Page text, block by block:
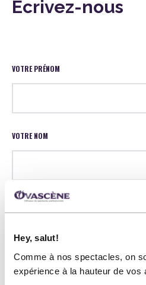
Hey, salut!
Comme à nos spectacles, on
expérience à la hauteur de vos
Écrivez-nous
VOTRE PRÉNOM
VOTRE NOM
VOTRE COURRIEL
VOTRE MESSAGE